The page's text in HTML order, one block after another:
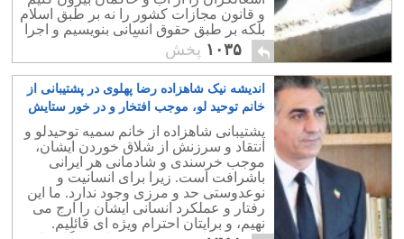
و قانون مجازات کشور را نه بر طبق اسلام
بلکه بر طبق حقوق انسانی بنویسیم و اجرا
کنیم، جامعه به سمت آرامش سوق خواهد
یافت.
۱۰۳۵ پخش
اندیشه نیک شاهزاده رضا پهلوی در پشتیبانی از
خانم توحید لو، موجب افتخار و در خور ستایش
پشتیبانی شاهزاده از خانم سمیه توحیدلو و
انتقاد و سرزنش از شلاق خوردن ایشان،
موجب خرسندی و شادمانی هر ایرانی
باشرافت است. زیرا برای انسانیت و
نوعدوستی حد و مرزی وجود ندارد. ما این
رفتار و عملکرد انسانی ایشان را ارج می
نهیم، و برایتان احترام ویژه ای قائلیم.